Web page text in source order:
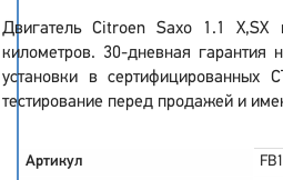
Двигатель Citroen Saxo 1.1
километров. 30-дневная гарантия
установки в сертифицированных
тестирование перед продажей и
Артикул